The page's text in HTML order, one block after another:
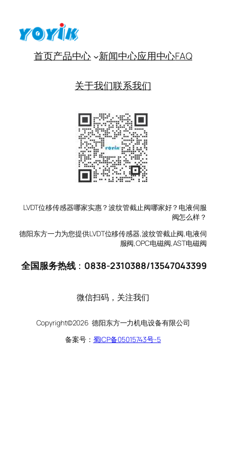
首页产品中心 新闻中心应用中心FAQ
关于我们联系我们
LVDT位移传感器哪家实惠？波纹管截止阀哪家好？电液伺服
阀怎么样？
德阳东方一力为您提供LVDT位移传感器,波纹管截止阀,电液伺
服阀,OPC电磁阀,AST电磁阀
全国服务热线： 0838-2310388/13547043399
微信扫码，关注我们
Copyright©2026 德阳东方一力机电设备有限公司
备案号： 蜀ICP备05015743号-5